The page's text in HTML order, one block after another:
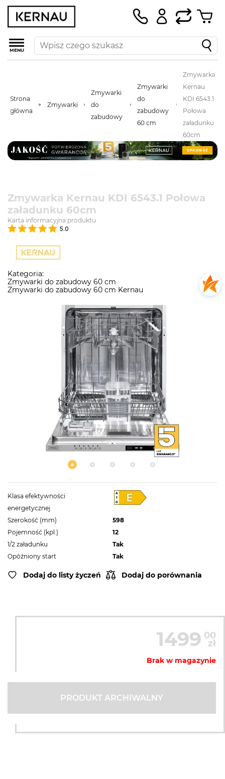
MENU
Strona
główna
Zmywarki
Zmywarki
do
zabudowy
Zmywarki
do
zabudowy
60 cm
Zmywarka
Kernau
KDI 6543.1
Połowa
załadunku
60cm
Zmywarka Kernau KDI 6543.1 Połowa
załadunku 60cm
Karta informacyjna produktu
5.0
Kategoria:
Zmywarki do zabudowy 60 cm
Zmywarki do zabudowy 60 cm Kernau
Klasa efektywności
energetycznej
Szerokość (mm)
598
Pojemność (kpl.)
12
1/2 załadunku
Tak
Opóźniony start
Tak
Dodaj do listy życzeń Dodaj do porównania
1499 00
zł
Brak w magazynie
PRODUKT ARCHIWALNY